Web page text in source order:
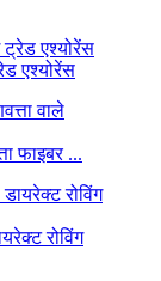
एश्योरेंस
फाइबर ...
रोविंग